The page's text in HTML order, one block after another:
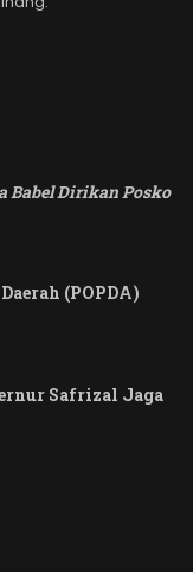
Babel Dirikan Posko
(POPDA)
Safrizal Jaga